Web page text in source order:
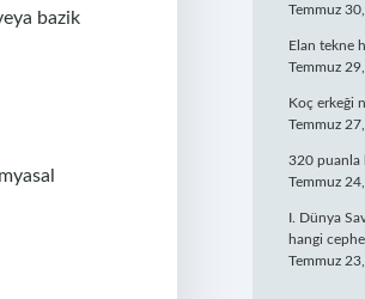
bazik
Temmuz
Elan tekne
Temmuz
Koç erkeği
Temmuz
320 puanla
Temmuz
I. Dünya
hangi
Temmuz